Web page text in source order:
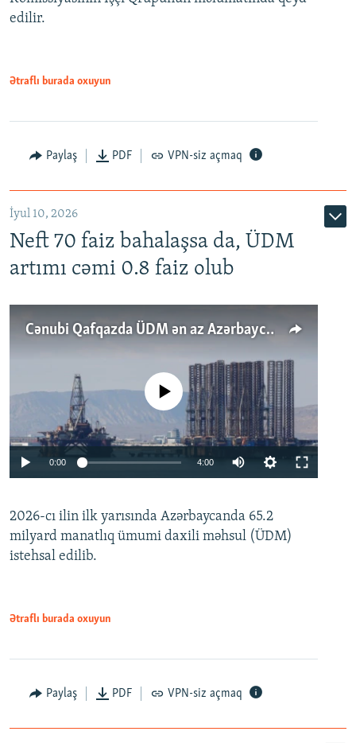
edilir.
Ətraflı burada oxuyun
Paylaş PDF VPN-siz açmaq
İyul 10, 2026
Neft 70 faiz bahalaşsa da, ÜDM
artımı cəmi 0.8 faiz olub
Cənubi Qafqazda ÜDM ən az Azərbaycanda artır: Qonşuları niyə Bakını qabaqlaya bilir?
Auto 240p 360p 480p
No media source currently available
0:00 4:00
360p
480p
2026-cı ilin ilk yarısında Azərbaycanda 65.2
milyard manatlıq ümumi daxili məhsul (ÜDM)
istehsal edilib.
Ətraflı burada oxuyun
Paylaş PDF VPN-siz açmaq